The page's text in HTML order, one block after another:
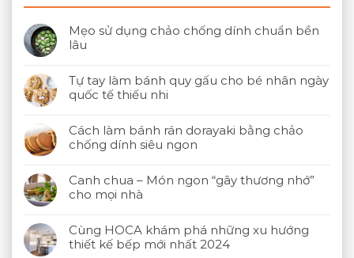
Mẹo sử dụng chảo chống dính chuẩn bền
lâu
Tự tay làm bánh quy gấu cho bé nhân ngày
quốc tế thiếu nhi
Cách làm bánh rán dorayaki bằng chảo
chống dính siêu ngon
Canh chua – Món ngon “gây thương nhớ”
cho mọi nhà
Cùng HOCA khám phá những xu hướng
thiết kế bếp mới nhất 2024